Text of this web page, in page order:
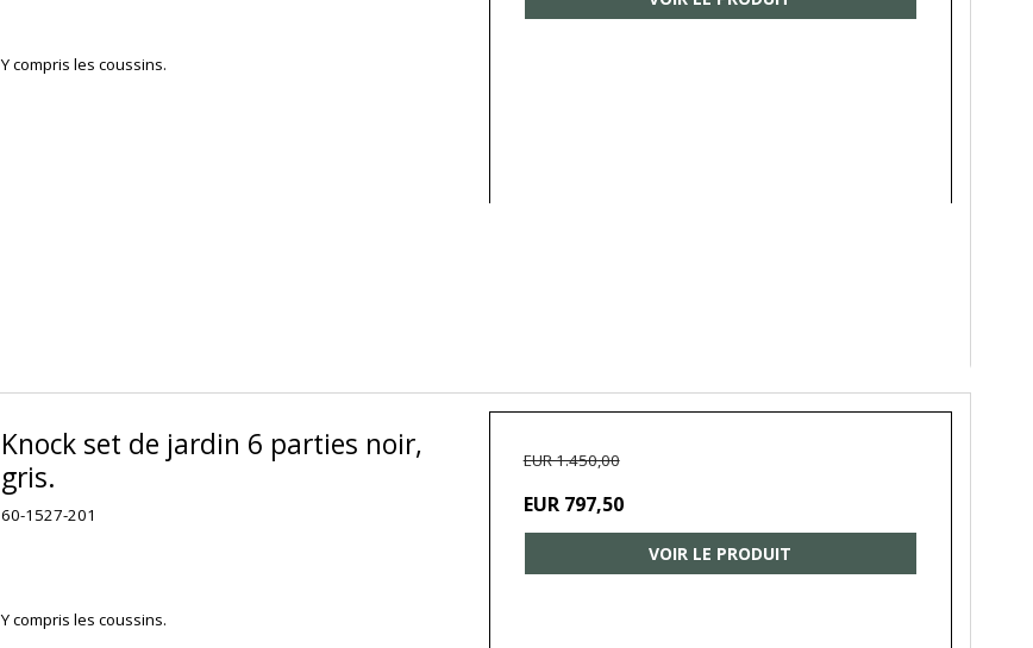
Y compris les coussins.
Knock set de jardin 6 parties noir,
gris.
60-1527-201
Y compris les coussins.
EUR 1.450,00
EUR 797,50
VOIR LE PRODUIT